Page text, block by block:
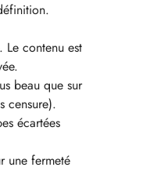
contenu est
beau que sur
censure).
écartées
une fermeté